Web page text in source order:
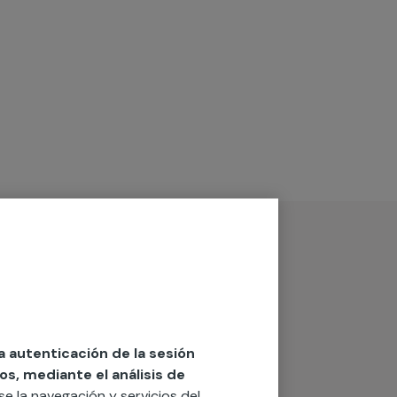
autenticación de la sesión
mediante el análisis de